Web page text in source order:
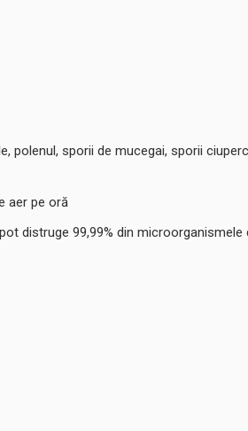
sporii de mucegai, sporii
aer pe oră
distruge 99,99% din